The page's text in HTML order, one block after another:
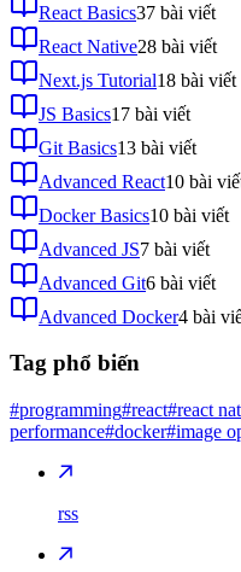
React Basics37 bài viết
React Native28 bài viết
Next.js Tutorial18 bài viết
JS Basics17 bài viết
Git Basics13 bài viết
Advanced React10 bài
Docker Basics10 bài viết
Advanced JS7 bài viết
Advanced Git6 bài viết
Advanced Docker4 bài
Tag phổ biến
#programming#react#react
performance#docker#image
rss